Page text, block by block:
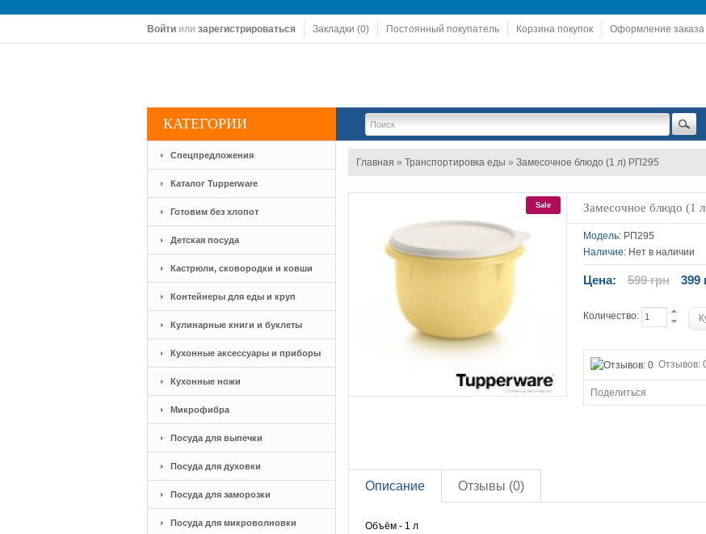
Войтиили зарегистрироваться Закладки (0) Постоянный покупатель Корзина покупок Оформление заказа
КАТЕГОРИИ
Спецпредложения
Каталог Tupperware
Готовим без хлопот
Детская посуда
Кастрюли, сковородки и ковши
Контейнеры для еды и круп
Кулинарные книги и буклеты
Кухонные аксессуары и приборы
Кухонные ножи
Микрофибра
Посуда для выпечки
Посуда для духовки
Посуда для заморозки
Посуда для микроволновки
Главная » Транспортировка еды » Замесочное блюдо (1 л) РП295
Sale Замесочное блюдо (1
Модель:РП295
Наличие:Нет в наличии
Цена: 599 грн 399
Количество:
Отзывов:
Поделиться
Описание Отзывы (0)
Объём - 1 л